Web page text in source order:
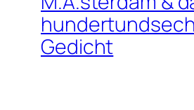
Gedicht